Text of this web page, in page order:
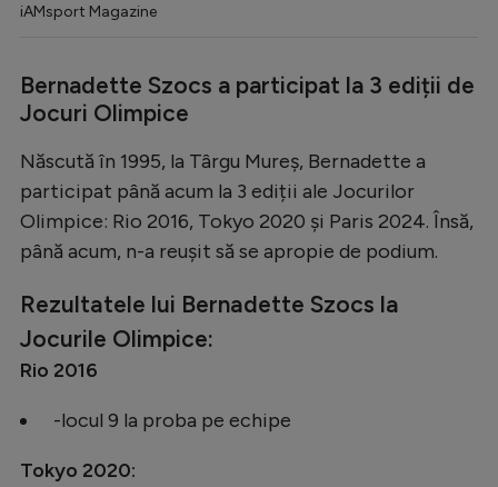
iAMsport Magazine
Bernadette Szocs a participat la 3 ediții de
Jocuri Olimpice
Născută în 1995, la Târgu Mureș, Bernadette a
participat până acum la 3 ediții ale Jocurilor
Olimpice: Rio 2016, Tokyo 2020 și Paris 2024. Însă,
până acum, n-a reușit să se apropie de podium.
Rezultatele lui Bernadette Szocs la
Jocurile Olimpice:
Rio 2016
-locul 9 la proba pe echipe
Tokyo 2020: